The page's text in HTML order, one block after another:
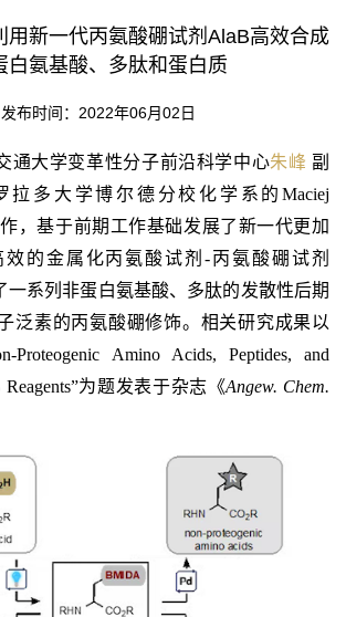
用新一代丙氨酸硼试剂AlaB高效合成
白氨基酸、多肽和蛋白质
发布时间：2022年06月02日
通大学变革性分子前沿科学中心朱峰 副
拉多大学博尔德分校化学系的Maciej
作，基于前期工作基础发展了新一代更加
的金属化丙氨酸试剂-丙氨酸硼试剂
一系列非蛋白氨基酸、多肽的发散性后期
泛素的丙氨酸硼修饰。相关研究成果以
Proteogenic Amino Acids, Peptides, and
Reagents”为题发表于杂志《Angew. Chem.